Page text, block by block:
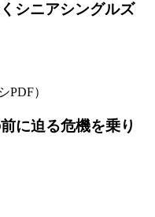
シニアシングルズ
PDF）
に迫る危機を乗り